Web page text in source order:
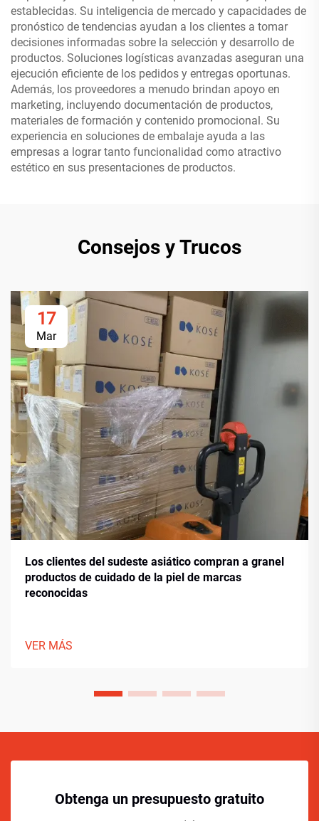
establecidas. Su inteligencia de mercado y capacidades de
pronóstico de tendencias ayudan a los clientes a tomar
decisiones informadas sobre la selección y desarrollo de
productos. Soluciones logísticas avanzadas aseguran una
ejecución eficiente de los pedidos y entregas oportunas.
Además, los proveedores a menudo brindan apoyo en
marketing, incluyendo documentación de productos,
materiales de formación y contenido promocional. Su
experiencia en soluciones de embalaje ayuda a las
empresas a lograr tanto funcionalidad como atractivo
estético en sus presentaciones de productos.
Consejos y Trucos
17
Mar
Los clientes del sudeste asiático compran a granel
productos de cuidado de la piel de marcas
reconocidas
VER MÁS
Obtenga un presupuesto gratuito